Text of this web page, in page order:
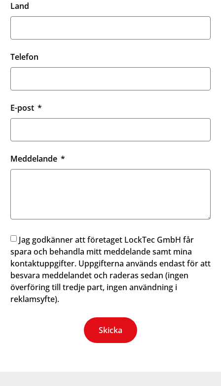
Land
Telefon
E-post
Meddelande
Jag godkänner att företaget LockTec GmbH får
spara och behandla mitt meddelande samt mina
kontaktuppgifter. Uppgifterna används endast för att
besvara meddelandet och raderas sedan (ingen
överföring till tredje part, ingen användning i
reklamsyfte).
Skicka